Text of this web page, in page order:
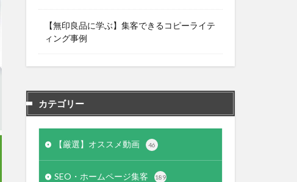
【無印良品に学ぶ】集客できるコピーライテ
ィング事例
カテゴリー
【厳選】オススメ動画 46
SEO・ホームページ集客 189